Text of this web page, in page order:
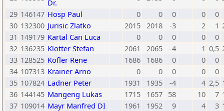
Dr.
29 146147 Hosp Paul 0 0 0 0
0
30 132300 Jurisic Zlatko 2015 2018 -3 2 1
31 149179 Kartal Can Luca 0 0 0 0
0
32 136235 Klotter Stefan 2061 2065 -4 1 0,5
33 128525 Kofler Rene 1686 1686 0 0
0
34 107313 Krainer Arno 0 0 0 0
0
35 107824 Ladner Peter 1931 1935 -4 4 2,5
36 144145 Mangeng Lukas 1715 1657 58 10 7
37 109014 Mayr Manfred DI 1961 1952 9 4 3